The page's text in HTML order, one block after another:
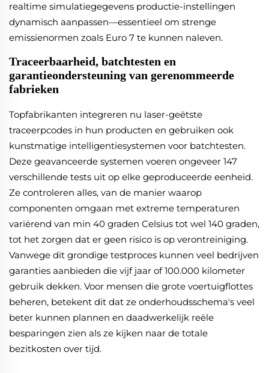
realtime simulatiegegevens productie-instellingen
dynamisch aanpassen—essentieel om strenge
emissienormen zoals Euro 7 te kunnen naleven.
Traceerbaarheid, batchtesten en
garantieondersteuning van gerenommeerde
fabrieken
Topfabrikanten integreren nu laser-geëtste
traceerpcodes in hun producten en gebruiken ook
kunstmatige intelligentiesystemen voor batchtesten.
Deze geavanceerde systemen voeren ongeveer 147
verschillende tests uit op elke geproduceerde eenheid.
Ze controleren alles, van de manier waarop
componenten omgaan met extreme temperaturen
variërend van min 40 graden Celsius tot wel 140 graden,
tot het zorgen dat er geen risico is op verontreiniging.
Vanwege dit grondige testproces kunnen veel bedrijven
garanties aanbieden die vijf jaar of 100.000 kilometer
gebruik dekken. Voor mensen die grote voertuigflottes
beheren, betekent dit dat ze onderhoudsschema's veel
beter kunnen plannen en daadwerkelijk reële
besparingen zien als ze kijken naar de totale
bezitkosten over tijd.